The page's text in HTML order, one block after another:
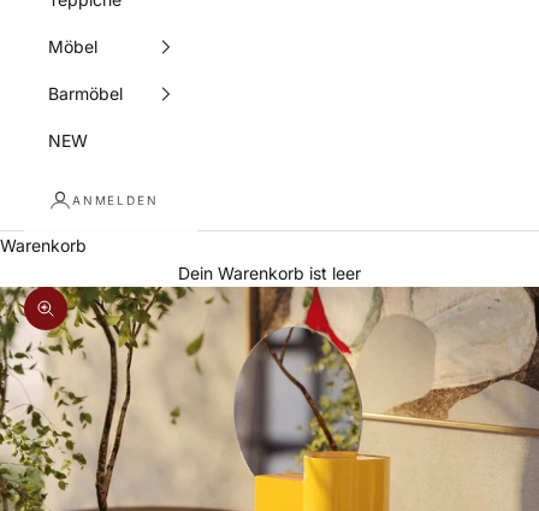
Möbel
Barmöbel
NEW
ANMELDEN
Warenkorb
Dein Warenkorb ist leer
Bild vergrößern